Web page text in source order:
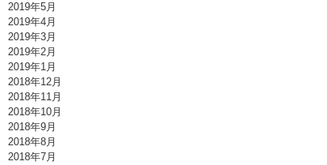
2019年5月
2019年4月
2019年3月
2019年2月
2019年1月
2018年12月
2018年11月
2018年10月
2018年9月
2018年8月
2018年7月